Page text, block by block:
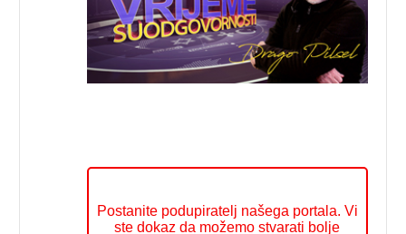
Postanite podupiratelj našega portala. Vi
ste dokaz da možemo stvarati bolje